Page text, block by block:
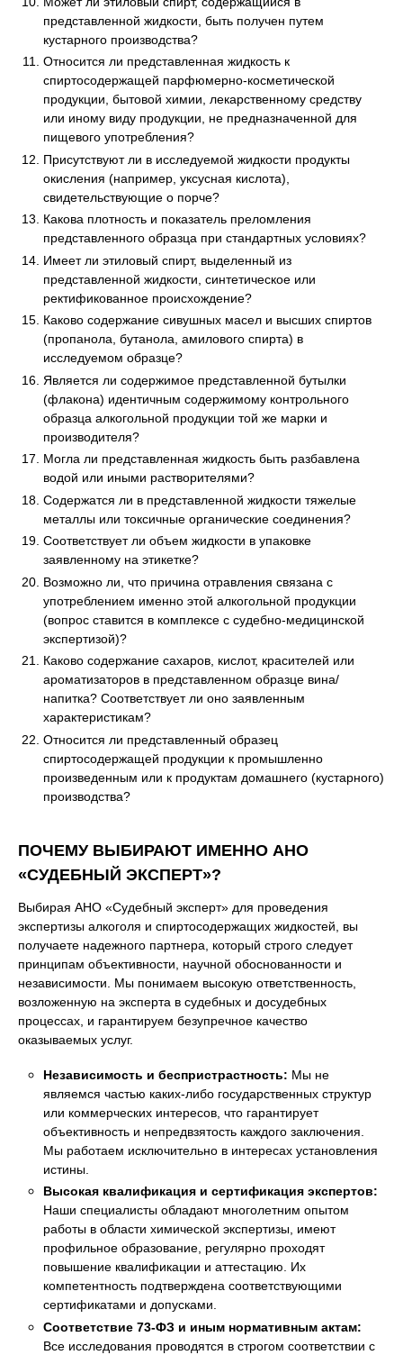
представленной жидкости, быть получен путем
кустарного производства?
Относится ли представленная жидкость к
спиртосодержащей парфюмерно-косметической
продукции, бытовой химии, лекарственному средству
или иному виду продукции, не предназначенной для
пищевого употребления?
Присутствуют ли в исследуемой жидкости продукты
окисления (например, уксусная кислота),
свидетельствующие о порче?
Какова плотность и показатель преломления
представленного образца при стандартных условиях?
Имеет ли этиловый спирт, выделенный из
представленной жидкости, синтетическое или
ректификованное происхождение?
Каково содержание сивушных масел и высших спиртов
(пропанола, бутанола, амилового спирта) в
исследуемом образце?
Является ли содержимое представленной бутылки
(флакона) идентичным содержимому контрольного
образца алкогольной продукции той же марки и
производителя?
Могла ли представленная жидкость быть разбавлена
водой или иными растворителями?
Содержатся ли в представленной жидкости тяжелые
металлы или токсичные органические соединения?
Соответствует ли объем жидкости в упаковке
заявленному на этикетке?
Возможно ли, что причина отравления связана с
употреблением именно этой алкогольной продукции
(вопрос ставится в комплексе с судебно-медицинской
экспертизой)?
Каково содержание сахаров, кислот, красителей или
ароматизаторов в представленном образце вина/
напитка? Соответствует ли оно заявленным
характеристикам?
Относится ли представленный образец
спиртосодержащей продукции к промышленно
произведенным или к продуктам домашнего (кустарного)
производства?
ПОЧЕМУ ВЫБИРАЮТ ИМЕННО АНО
«СУДЕБНЫЙ ЭКСПЕРТ»?
Выбирая АНО «Судебный эксперт» для проведения
экспертизы алкоголя и спиртосодержащих жидкостей, вы
получаете надежного партнера, который строго следует
принципам объективности, научной обоснованности и
независимости. Мы понимаем высокую ответственность,
возложенную на эксперта в судебных и досудебных
процессах, и гарантируем безупречное качество
оказываемых услуг.
Независимость и беспристрастность: Мы не
являемся частью каких-либо государственных структур
или коммерческих интересов, что гарантирует
объективность и непредвзятость каждого заключения.
Мы работаем исключительно в интересах установления
истины.
Высокая квалификация и сертификация экспертов:
Наши специалисты обладают многолетним опытом
работы в области химической экспертизы, имеют
профильное образование, регулярно проходят
повышение квалификации и аттестацию. Их
компетентность подтверждена соответствующими
сертификатами и допусками.
Соответствие 73-ФЗ и иным нормативным актам:
Все исследования проводятся в строгом соответствии с